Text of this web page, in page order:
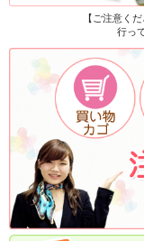
【ご注意く
行っ